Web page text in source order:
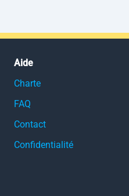
Aide
Charte
FAQ
Contact
Confidentialité